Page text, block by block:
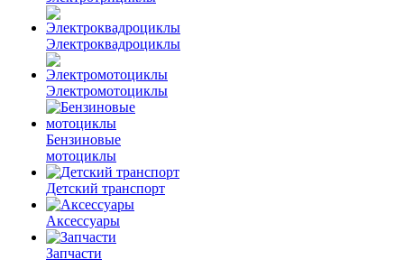
Электроквадроциклы
Электромотоциклы
Бензиновые
мотоциклы
Детский транспорт
Аксессуары
Запчасти